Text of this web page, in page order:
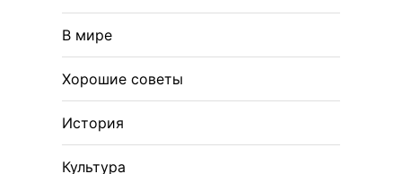
В мире
Хорошие советы
История
Культура